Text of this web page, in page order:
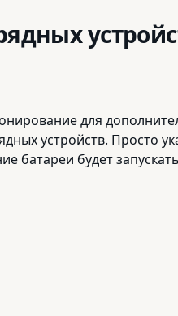
для
устройств. Просто
батареи будет